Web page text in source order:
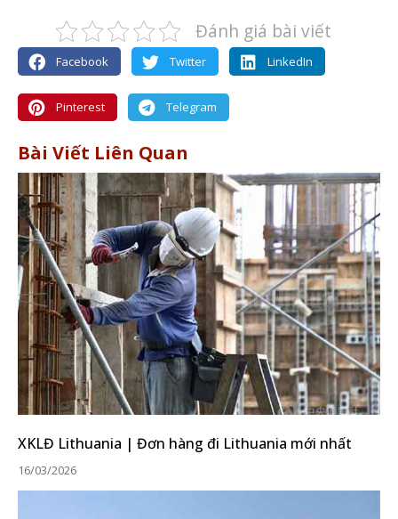
Đánh giá bài viết
Facebook Twitter LinkedIn
Pinterest Telegram
Bài Viết Liên Quan
XKLĐ Lithuania | Đơn hàng đi Lithuania mới nhất
16/03/2026